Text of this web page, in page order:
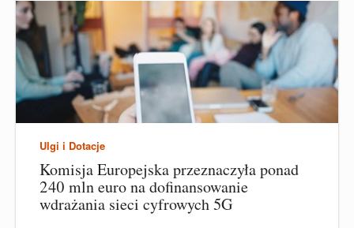
Ulgi i Dotacje
Komisja Europejska przeznaczyła ponad
240 mln euro na dofinansowanie
wdrażania sieci cyfrowych 5G